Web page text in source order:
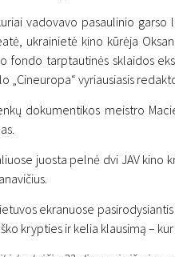
vadovavo pasaulinio garso
ukrainietė kino kūrėja
fondo tarptautinės sklaidos
„Cineuropa“ vyriausiasis
dokumentikos meistro
juosta pelnė dvi JAV
ekranuose
krypties ir kelia klausimą –